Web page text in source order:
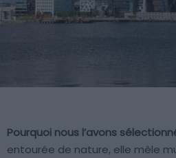
Pourquoi nous l’avons
entourée de nature, elle mêle